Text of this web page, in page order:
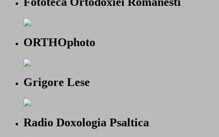
ORTHOphoto
Grigore Lese
Radio Doxologia Psaltica